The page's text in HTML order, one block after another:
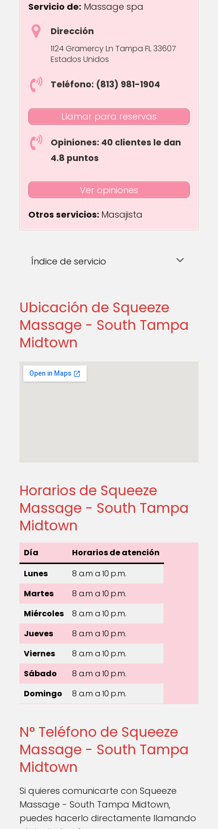
Servicio de: Massage spa
Dirección
1124 Gramercy Ln Tampa FL 33607
Estados Unidos
Teléfono: (813) 981-1904
Llamar para reservas
Opiniones: 40 clientes le dan
4.8 puntos
Ver opiniones
Otros servicios: Masajista
Índice de servicio
Ubicación de Squeeze
Massage - South Tampa
Midtown
Horarios de Squeeze
Massage - South Tampa
Midtown
Día
Horarios de atención
Lunes
8 a.m a 10 p.m.
Martes
8 a.m a 10 p.m.
Miércoles
8 a.m a 10 p.m.
Jueves
8 a.m a 10 p.m.
Viernes
8 a.m a 10 p.m.
Sábado
8 a.m a 10 p.m.
Domingo
8 a.m a 10 p.m.
N° Teléfono de Squeeze
Massage - South Tampa
Midtown
Si quieres comunicarte con Squeeze
Massage - South Tampa Midtown,
puedes hacerlo directamente llamando